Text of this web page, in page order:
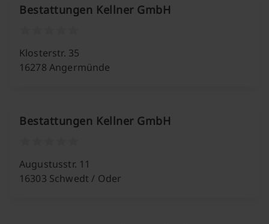
Bestattungen Kellner GmbH
Klosterstr. 35
16278 Angermünde
Bestattungen Kellner GmbH
Augustusstr. 11
16303 Schwedt / Oder